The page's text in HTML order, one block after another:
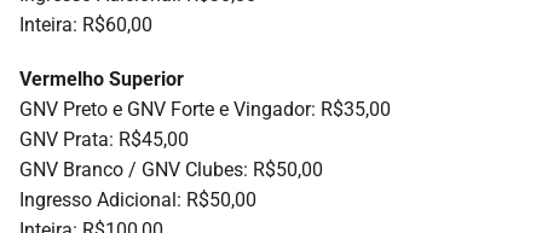
Inteira: R$60,00
Vermelho Superior
GNV Preto e GNV Forte e Vingador: R$35,00
GNV Prata: R$45,00
GNV Branco / GNV Clubes: R$50,00
Ingresso Adicional: R$50,00